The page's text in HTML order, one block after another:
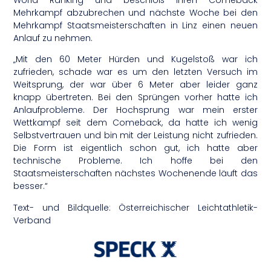
Mehrkampf abzubrechen und nächste Woche bei den
Mehrkampf Staatsmeisterschaften in Linz einen neuen
Anlauf zu nehmen.
„Mit den 60 Meter Hürden und Kugelstoß war ich
zufrieden, schade war es um den letzten Versuch im
Weitsprung, der war über 6 Meter aber leider ganz
knapp übertreten. Bei den Sprüngen vorher hatte ich
Anlaufprobleme. Der Hochsprung war mein erster
Wettkampf seit dem Comeback, da hatte ich wenig
Selbstvertrauen und bin mit der Leistung nicht zufrieden.
Die Form ist eigentlich schon gut, ich hatte aber
technische Probleme. Ich hoffe bei den
Staatsmeisterschaften nächstes Wochenende läuft das
besser.“
Text- und Bildquelle: Österreichischer Leichtathletik-
Verband